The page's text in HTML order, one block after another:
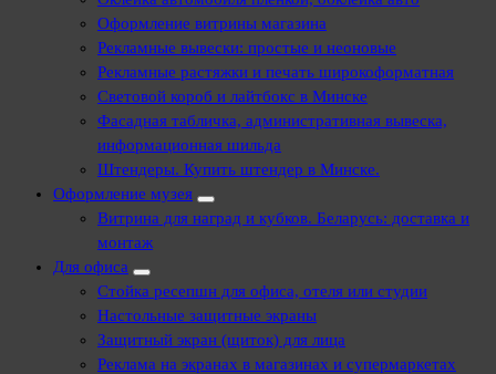
Оформление витрины магазина
Рекламные вывески: простые и неоновые
Рекламные растяжки и печать широкоформатная
Световой короб и лайтбокс в Минске
Фасадная табличка, административная вывеска,
информационная шильда
Штендеры. Купить штендер в Минске.
Оформление музея
Витрина для наград и кубков. Беларусь: доставка и
монтаж
Для офиса
Стойка ресепшн для офиса, отеля или студии
Настольные защитные экраны
Защитный экран (щиток) для лица
Реклама на экранах в магазинах и супермаркетах